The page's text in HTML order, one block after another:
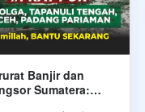
Banjir dan
Sumatera: